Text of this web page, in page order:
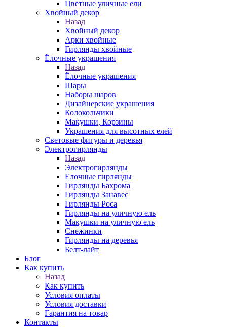
Цветные уличные ели
Хвойный декор
Назад
Хвойный декор
Арки хвойные
Гирлянды хвойные
Ёлочные украшения
Назад
Ёлочные украшения
Шары
Наборы шаров
Дизайнерские украшения
Колокольчики
Макушки, Корзины
Украшения для высотных елей
Световые фигуры и деревья
Электрогирлянды
Назад
Электрогирлянды
Елочные гирлянды
Гирлянды Бахрома
Гирлянды Занавес
Гирлянды Роса
Гирлянды на уличную ель
Макушки на уличную ель
Снежинки
Гирлянды на деревья
Белт-лайт
Блог
Как купить
Назад
Как купить
Условия оплаты
Условия доставки
Гарантия на товар
Контакты